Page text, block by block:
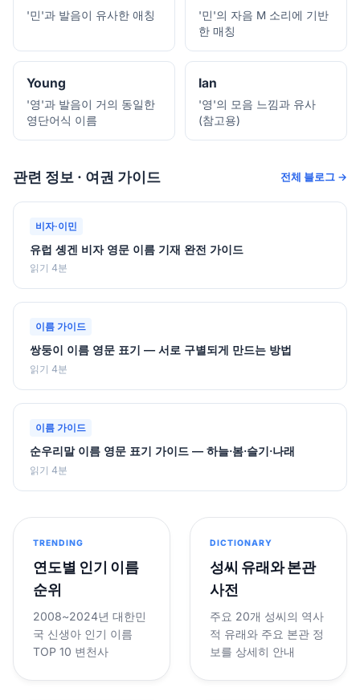
'민'과 발음이 유사한 애칭
'민'의 자음 M 소리에 기반
한 매칭
Young
'영'과 발음이 거의 동일한
영단어식 이름
Ian
'영'의 모음 느낌과 유사
(참고용)
관련 정보 · 여권 가이드 전체 블로그 →
비자·이민
유럽 솅겐 비자 영문 이름 기재 완전 가이드
읽기 4분
이름 가이드
쌍둥이 이름 영문 표기 — 서로 구별되게 만드는 방법
읽기 4분
이름 가이드
순우리말 이름 영문 표기 가이드 — 하늘·봄·슬기·나래
읽기 4분
TRENDING
연도별 인기 이름
순위
2008~2024년 대한민
국 신생아 인기 이름
TOP 10 변천사
DICTIONARY
성씨 유래와 본관
사전
주요 20개 성씨의 역사
적 유래와 주요 본관 정
보를 상세히 안내